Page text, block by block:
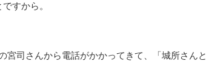
すから。
宮司さんから電話がかかってきて、「城所さんと